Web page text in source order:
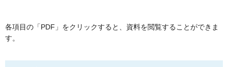
各項目の「PDF」をクリックすると、資料を閲覧することができま
す。